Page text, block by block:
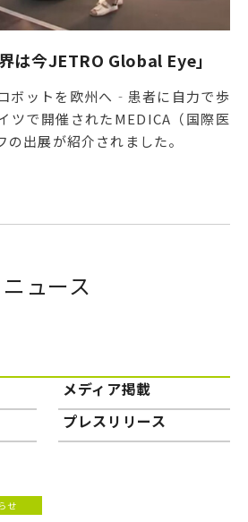
は今JETRO Global Eye」
ボットを欧州へ‐患者に自力で歩
ツで開催されたMEDICA（国際医
出展が紹介されました。
ニュース
メディア掲載
プレスリリース
せ